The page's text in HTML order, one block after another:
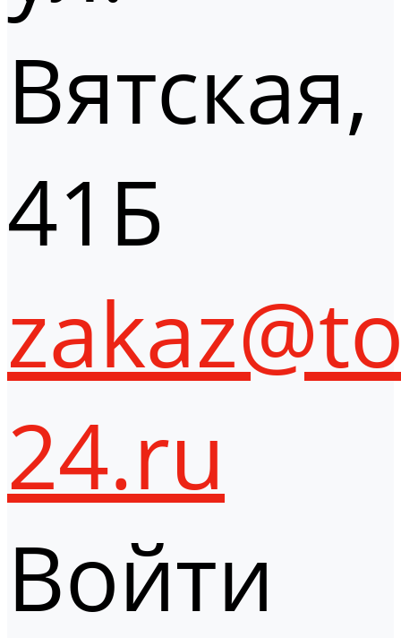
Вятская,
41Б
24.ru
Войти